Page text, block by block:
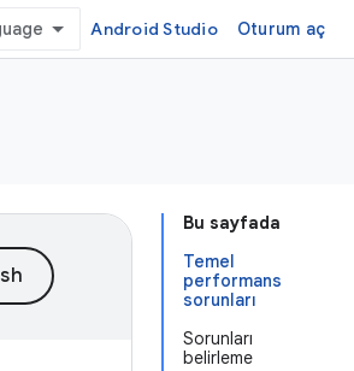
Android Studio Oturum aç
Bu sayfada
Temel
performans
sorunları
Sorunları
belirleme